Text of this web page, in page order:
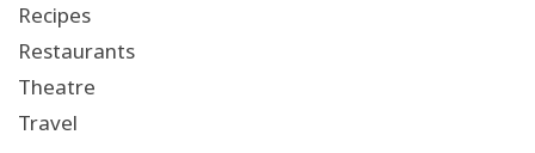
Recipes
Restaurants
Theatre
Travel